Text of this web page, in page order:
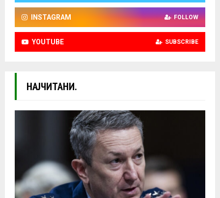
INSTAGRAM FOLLOW
YOUTUBE SUBSCRIBE
НАЈЧИТАНИ.